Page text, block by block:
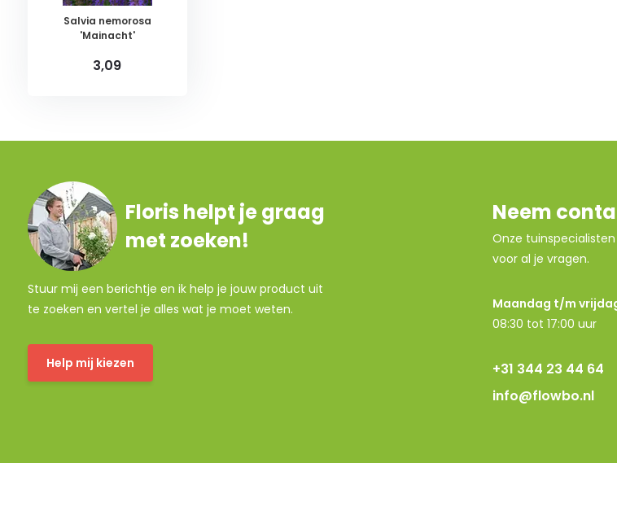
Salvia nemorosa
'Mainacht'
3,09
Floris helpt je graag
met zoeken!
Stuur mij een berichtje en ik help je jouw product uit
te zoeken en vertel je alles wat je moet weten.
Help mij kiezen
Neem
Onze
voor al je vragen.
Maandag t/m
08:30 tot 17:00 uur
+31 344 23 44 64
info@flowbo.nl